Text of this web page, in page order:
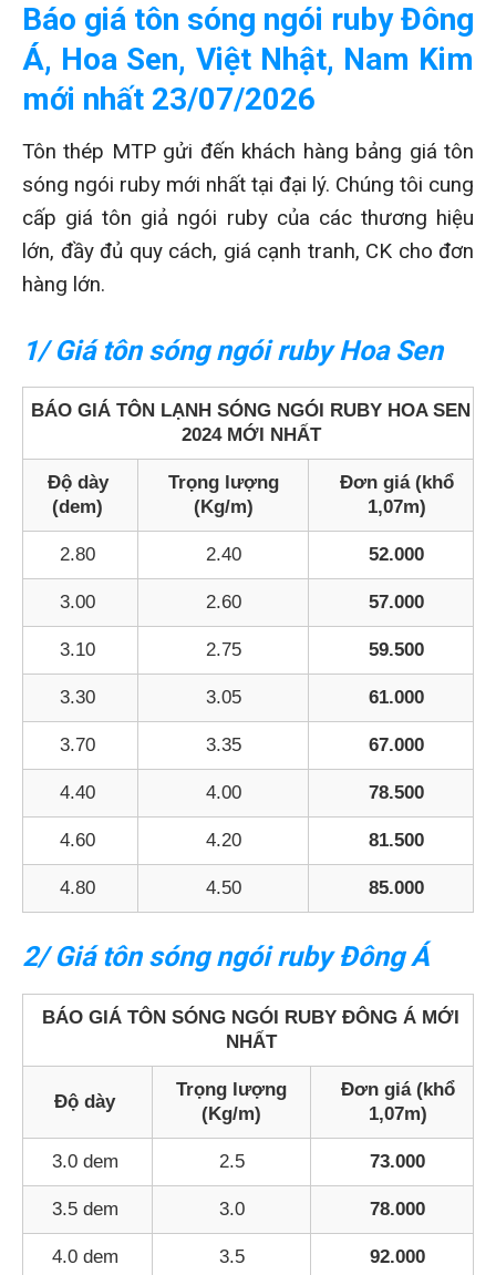
Báo giá tôn sóng ngói ruby Đông
Á, Hoa Sen, Việt Nhật, Nam Kim
mới nhất 23/07/2026
Tôn thép MTP gửi đến khách hàng bảng giá tôn
sóng ngói ruby mới nhất tại đại lý. Chúng tôi cung
cấp giá tôn giả ngói ruby của các thương hiệu
lớn, đầy đủ quy cách, giá cạnh tranh, CK cho đơn
hàng lớn.
1/ Giá tôn sóng ngói ruby Hoa Sen
BÁO GIÁ TÔN LẠNH SÓNG NGÓI RUBY HOA SEN
2024 MỚI NHẤT
Độ dày
(dem)
Trọng lượng
(Kg/m)
Đơn giá (khổ
1,07m)
2.80 2.40 52.000
3.00 2.60 57.000
3.10 2.75 59.500
3.30 3.05 61.000
3.70 3.35 67.000
4.40 4.00 78.500
4.60 4.20 81.500
4.80 4.50 85.000
2/ Giá tôn sóng ngói ruby Đông Á
BÁO GIÁ TÔN SÓNG NGÓI RUBY ĐÔNG Á MỚI
NHẤT
Độ dày
Trọng lượng
(Kg/m)
Đơn giá (khổ
1,07m)
3.0 dem 2.5 73.000
3.5 dem 3.0 78.000
4.0 dem 3.5 92.000